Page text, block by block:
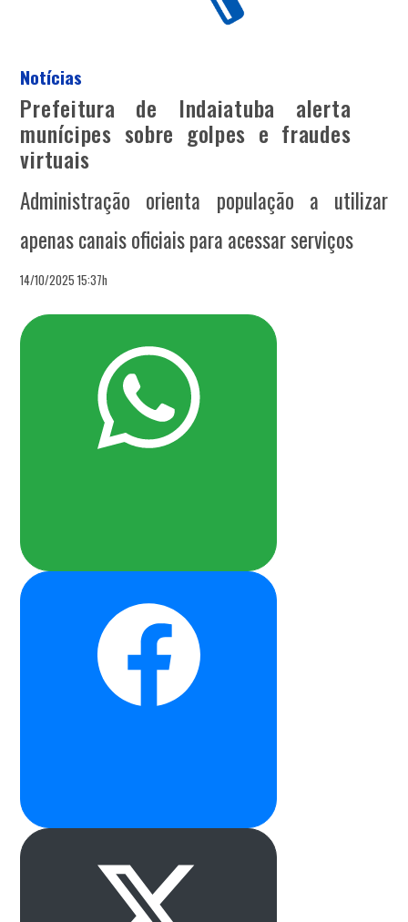
Notícias
Prefeitura de Indaiatuba alerta
munícipes sobre golpes e fraudes
virtuais
Administração orienta população a utilizar
apenas canais oficiais para acessar serviços
14/10/2025 15:37h